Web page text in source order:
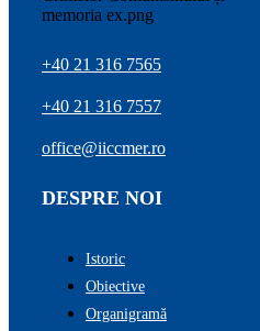
+40 21 316 7565
+40 21 316 7557
office@iiccmer.ro
DESPRE NOI
Istoric
Obiective
Organigramă